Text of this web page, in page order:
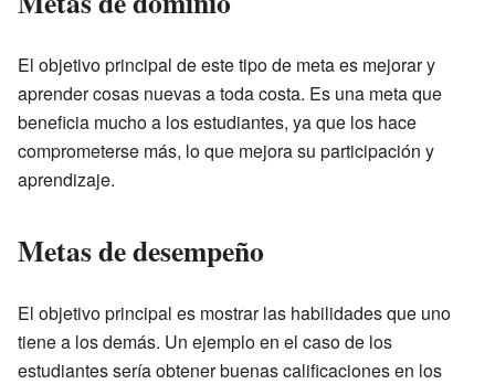
El objetivo principal de este tipo de meta es mejorar y
aprender cosas nuevas a toda costa. Es una meta que
beneficia mucho a los estudiantes, ya que los hace
comprometerse más, lo que mejora su participación y
aprendizaje.
Metas de desempeño
El objetivo principal es mostrar las habilidades que uno
tiene a los demás. Un ejemplo en el caso de los
estudiantes sería obtener buenas calificaciones en los